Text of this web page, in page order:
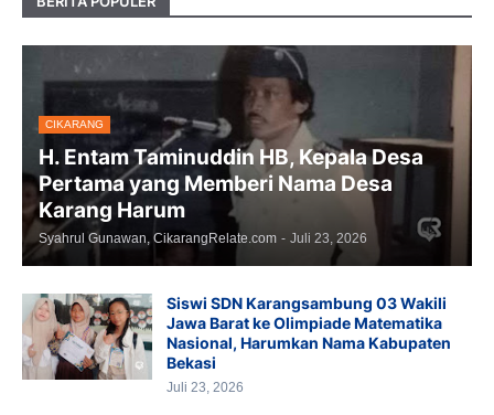
CIKARANG
H. Entam Taminuddin HB, Kepala Desa
Pertama yang Memberi Nama Desa
Karang Harum
Syahrul Gunawan, CikarangRelate.com - Juli 23, 2026
Siswi SDN Karangsambung 03 Wakili
Jawa Barat ke Olimpiade Matematika
Nasional, Harumkan Nama Kabupaten
Bekasi
Juli 23, 2026